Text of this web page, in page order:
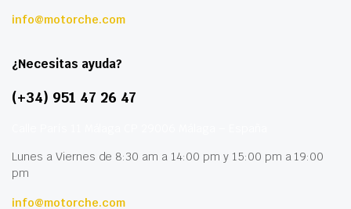
info@motorche.com
¿Necesitas ayuda?
(+34) 951 47 26 47
Lunes a Viernes de 8:30 am a 14:00 pm y 15:00 pm a 19:00
pm
info@motorche.com